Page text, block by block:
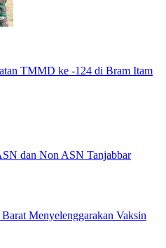
TMMD ke -124 di Bram Itam
dan Non ASN Tanjabbar
Menyelenggarakan Vaksin